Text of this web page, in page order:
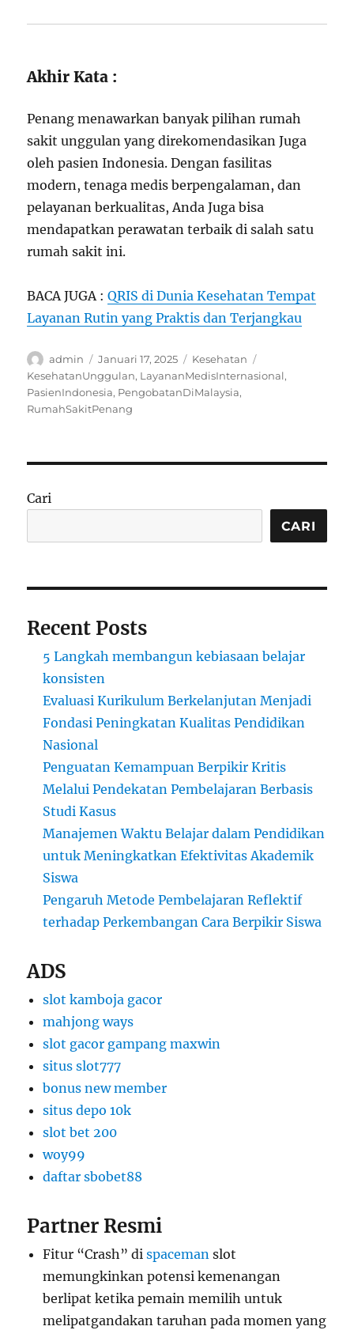
Akhir Kata :
Penang menawarkan banyak pilihan rumah
sakit unggulan yang direkomendasikan Juga
oleh pasien Indonesia. Dengan fasilitas
modern, tenaga medis berpengalaman, dan
pelayanan berkualitas, Anda Juga bisa
mendapatkan perawatan terbaik di salah satu
rumah sakit ini.
BACA JUGA :QRIS di Dunia Kesehatan Tempat
Layanan Rutin yang Praktis dan Terjangkau
Author
admin
Posted
on
Januari 17, 2025 Categories
Kesehatan
KesehatanUnggulan, LayananMedisInternasional,
PasienIndonesia, PengobatanDiMalaysia,
RumahSakitPenang
Cari
CARI
Recent Posts
5 Langkah membangun kebiasaan belajar
konsisten
Evaluasi Kurikulum Berkelanjutan Menjadi
Fondasi Peningkatan Kualitas Pendidikan
Nasional
Penguatan Kemampuan Berpikir Kritis
Melalui Pendekatan Pembelajaran Berbasis
Studi Kasus
Manajemen Waktu Belajar dalam Pendidikan
untuk Meningkatkan Efektivitas Akademik
Siswa
Pengaruh Metode Pembelajaran Reflektif
terhadap Perkembangan Cara Berpikir Siswa
ADS
slot kamboja gacor
mahjong ways
slot gacor gampang maxwin
situs slot777
bonus new member
situs depo 10k
slot bet 200
woy99
daftar sbobet88
Partner Resmi
Fitur “Crash” dispaceman slot
memungkinkan potensi kemenangan
berlipat ketika pemain memilih untuk
melipatgandakan taruhan pada momen yang